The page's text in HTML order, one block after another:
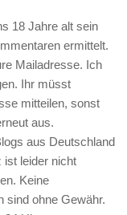
18 Jahre alt sein
ermittelt.
Mailadresse. Ich
Ihr müsst
mitteilen, sonst
aus.
aus Deutschland
ist leider nicht
Keine
sind ohne Gewähr.